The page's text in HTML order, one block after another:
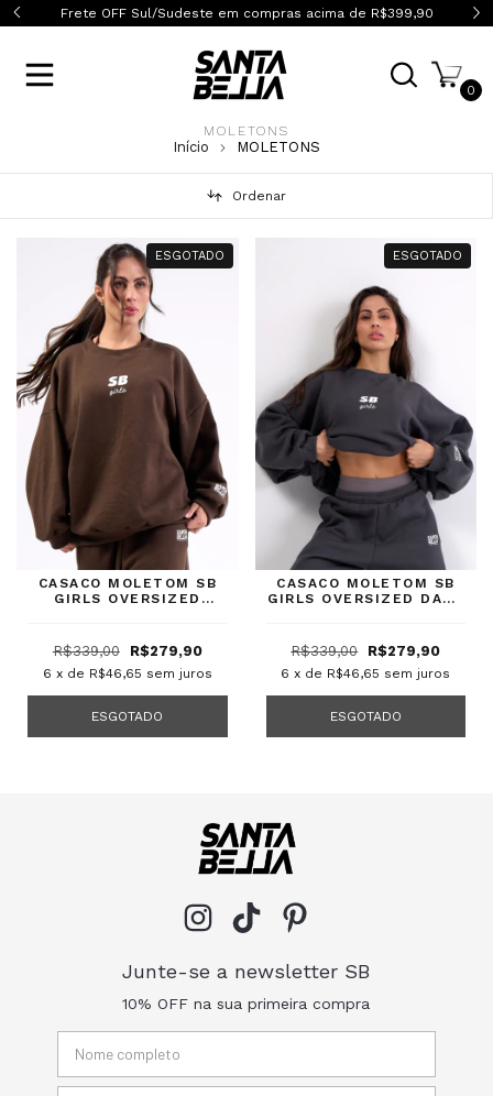
Sudeste em compras acima de R$399,90 Frete OFF Brasil
0
MOLETONS
Início MOLETONS
Ordenar
ESGOTADO
CASACO MOLETOM SB
GIRLS OVERSIZED
R$339,00 R$279,90
6 x de R$46,65 sem juros
ESGOTADO
ESGOTADO
CASACO MOLETOM SB
GIRLS OVERSIZED DARK
R$339,00 R$279,90
6 x de R$46,65 sem juros
ESGOTADO
Junte-se a newsletter SB
10% OFF na sua primeira compra